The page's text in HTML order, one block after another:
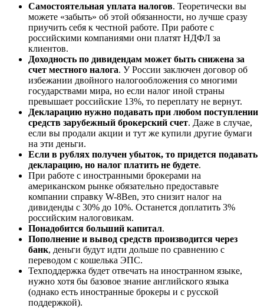
Самостоятельная уплата налогов. Теоретически вы
можете «забыть» об этой обязанности, но лучше сразу
приучить себя к честной работе. При работе с
российскими компаниями они платят НДФЛ за
клиентов.
Доходность по дивидендам может быть снижена за
счет местного налога. У России заключен договор об
избежании двойного налогообложения со многими
государствами мира, но если налог иной страны
превышает российские 13%, то переплату не вернут.
Декларацию нужно подавать при любом поступлении
средств зарубежный брокерский счет. Даже в случае,
если вы продали акции и тут же купили другие бумаги
на эти деньги.
Если в рублях получен убыток, то придется подавать
декларацию, но налог платить не будете.
При работе с иностранными брокерами на
американском рынке обязательно предоставьте
компании справку W-8Ben, это снизит налог на
дивиденды с 30% до 10%. Останется доплатить 3%
российским налоговикам.
Понадобится больший капитал.
Пополнение и вывод средств производится через
банк, деньги будут идти дольше по сравнению с
переводом с кошелька ЭПС.
Техподдержка будет отвечать на иностранном языке,
нужно хотя бы базовое знание английского языка
(однако есть иностранные брокеры и с русской
поддержкой).